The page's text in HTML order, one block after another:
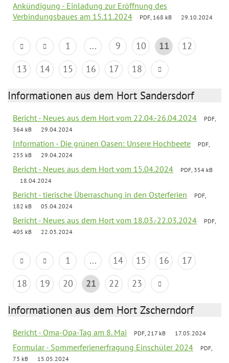
Ankündigung - Einladung zur Eröffnung des
Verbindungsbaues am 15.11.2024
PDF, 168 kB 29.10.2024
1 ... 9 10 11
12
13
14 15 16 17 18
Informationen aus dem Hort Sandersdorf
Bericht - Neues aus dem Hort vom 22.04.-26.04.2024
PDF,
364 kB
29.04.2024
Information - Die grünen Oasen: Unsere Hochbeete
PDF,
255 kB
29.04.2024
Bericht - Neues aus dem Hort vom 15.04.2024
PDF, 354 kB
18.04.2024
Bericht - tierische Überraschung in den Osterferien
PDF,
182 kB
05.04.2024
Bericht - Neues aus dem Hort vom 18.03.-22.03.2024
PDF,
405 kB
22.03.2024
1 ... 14 15 16
17
18
19 20 21 22 23
Informationen aus dem Hort Zscherndorf
Bericht - Oma-Opa-Tag am 8. Mai PDF, 217 kB 17.05.2024
Formular - Sommerferienerfragung Einschüler 2024
PDF,
73 kB
15.05.2024